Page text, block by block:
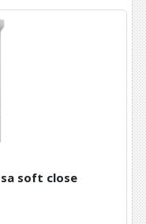
soft close